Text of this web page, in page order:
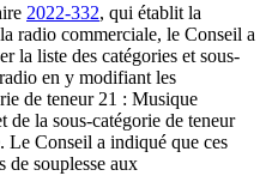
2022-332, qui établit la
radio commerciale, le Conseil a
la liste des catégories et sous-
en y modifiant les
de teneur 21 : Musique
de la sous-catégorie de teneur
Le Conseil a indiqué que ces
de souplesse aux